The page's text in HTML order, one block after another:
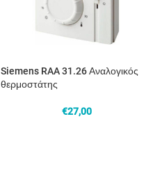
Siemens RAA 31.26 Αναλογικός
θερμοστάτης
€27,00